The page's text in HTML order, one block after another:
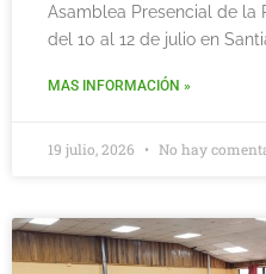
Asamblea Presencial de la
del 10 al 12 de julio en
MAS INFORMACIÓN »
19 julio, 2026 No hay